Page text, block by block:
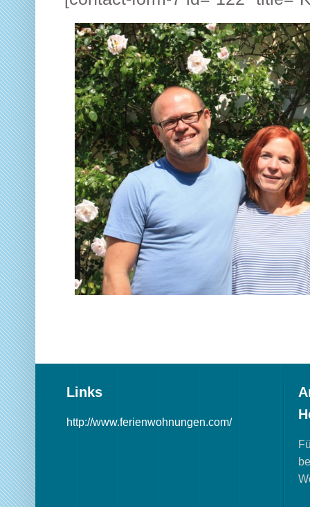
Links
http://www.ferienwohnungen.com/